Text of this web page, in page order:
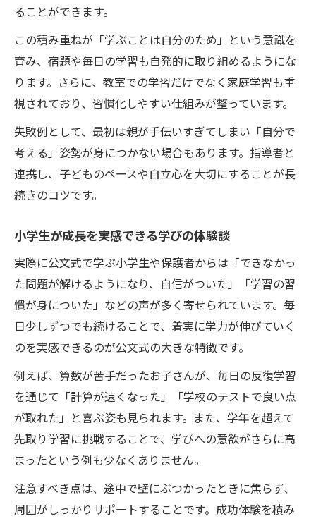
ることができます。
この積み重ねが「学ぶことは自分のため」という意識を
育み、宿題や毎日の学習も自発的に取り組めるようにな
ります。さらに、教室での学習だけでなく家庭学習も重
視されており、習慣化しやすい仕組みが整っています。
失敗例として、最初は親が手伝いすぎてしまい「自分で
考える」姿勢が身につかない場合もあります。指導者と
連携し、子どものペースや自立心を大切にすることが長
続きのコツです。
小学生が成長を実感できる学びの体験談
実際に公文式で学ぶ小学生や保護者からは「できなかっ
た問題が解けるようになり、自信がついた」「学習の習
慣が身についた」などの声が多く寄せられています。毎
日少しずつでも続けることで、着実に学力が伸びていく
のを実感できるのが公文式の大きな特徴です。
例えば、算数が苦手だったお子さんが、毎日の反復学習
を通じて「計算が速くなった」「学校のテストで良い点
が取れた」と喜ぶ姿も見られます。また、学年を超えて
先取り学習に挑戦することで、学びへの意欲がさらに高
まったという例も少なくありません。
注意すべき点は、途中で壁にぶつかったときに焦らず、
周囲がしっかりサポートすることです。成功体験を積み